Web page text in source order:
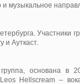
и музыкальное
Участники
и Ауткаст.
группа, основана в
Hellscream –